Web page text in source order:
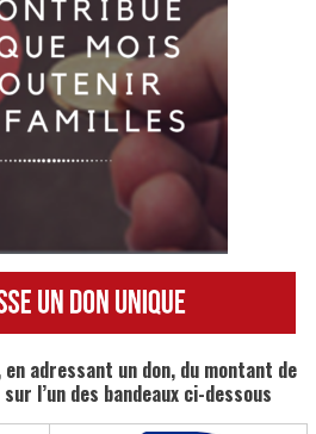
adressant un don, du montant de
l’un des bandeaux ci-dessous